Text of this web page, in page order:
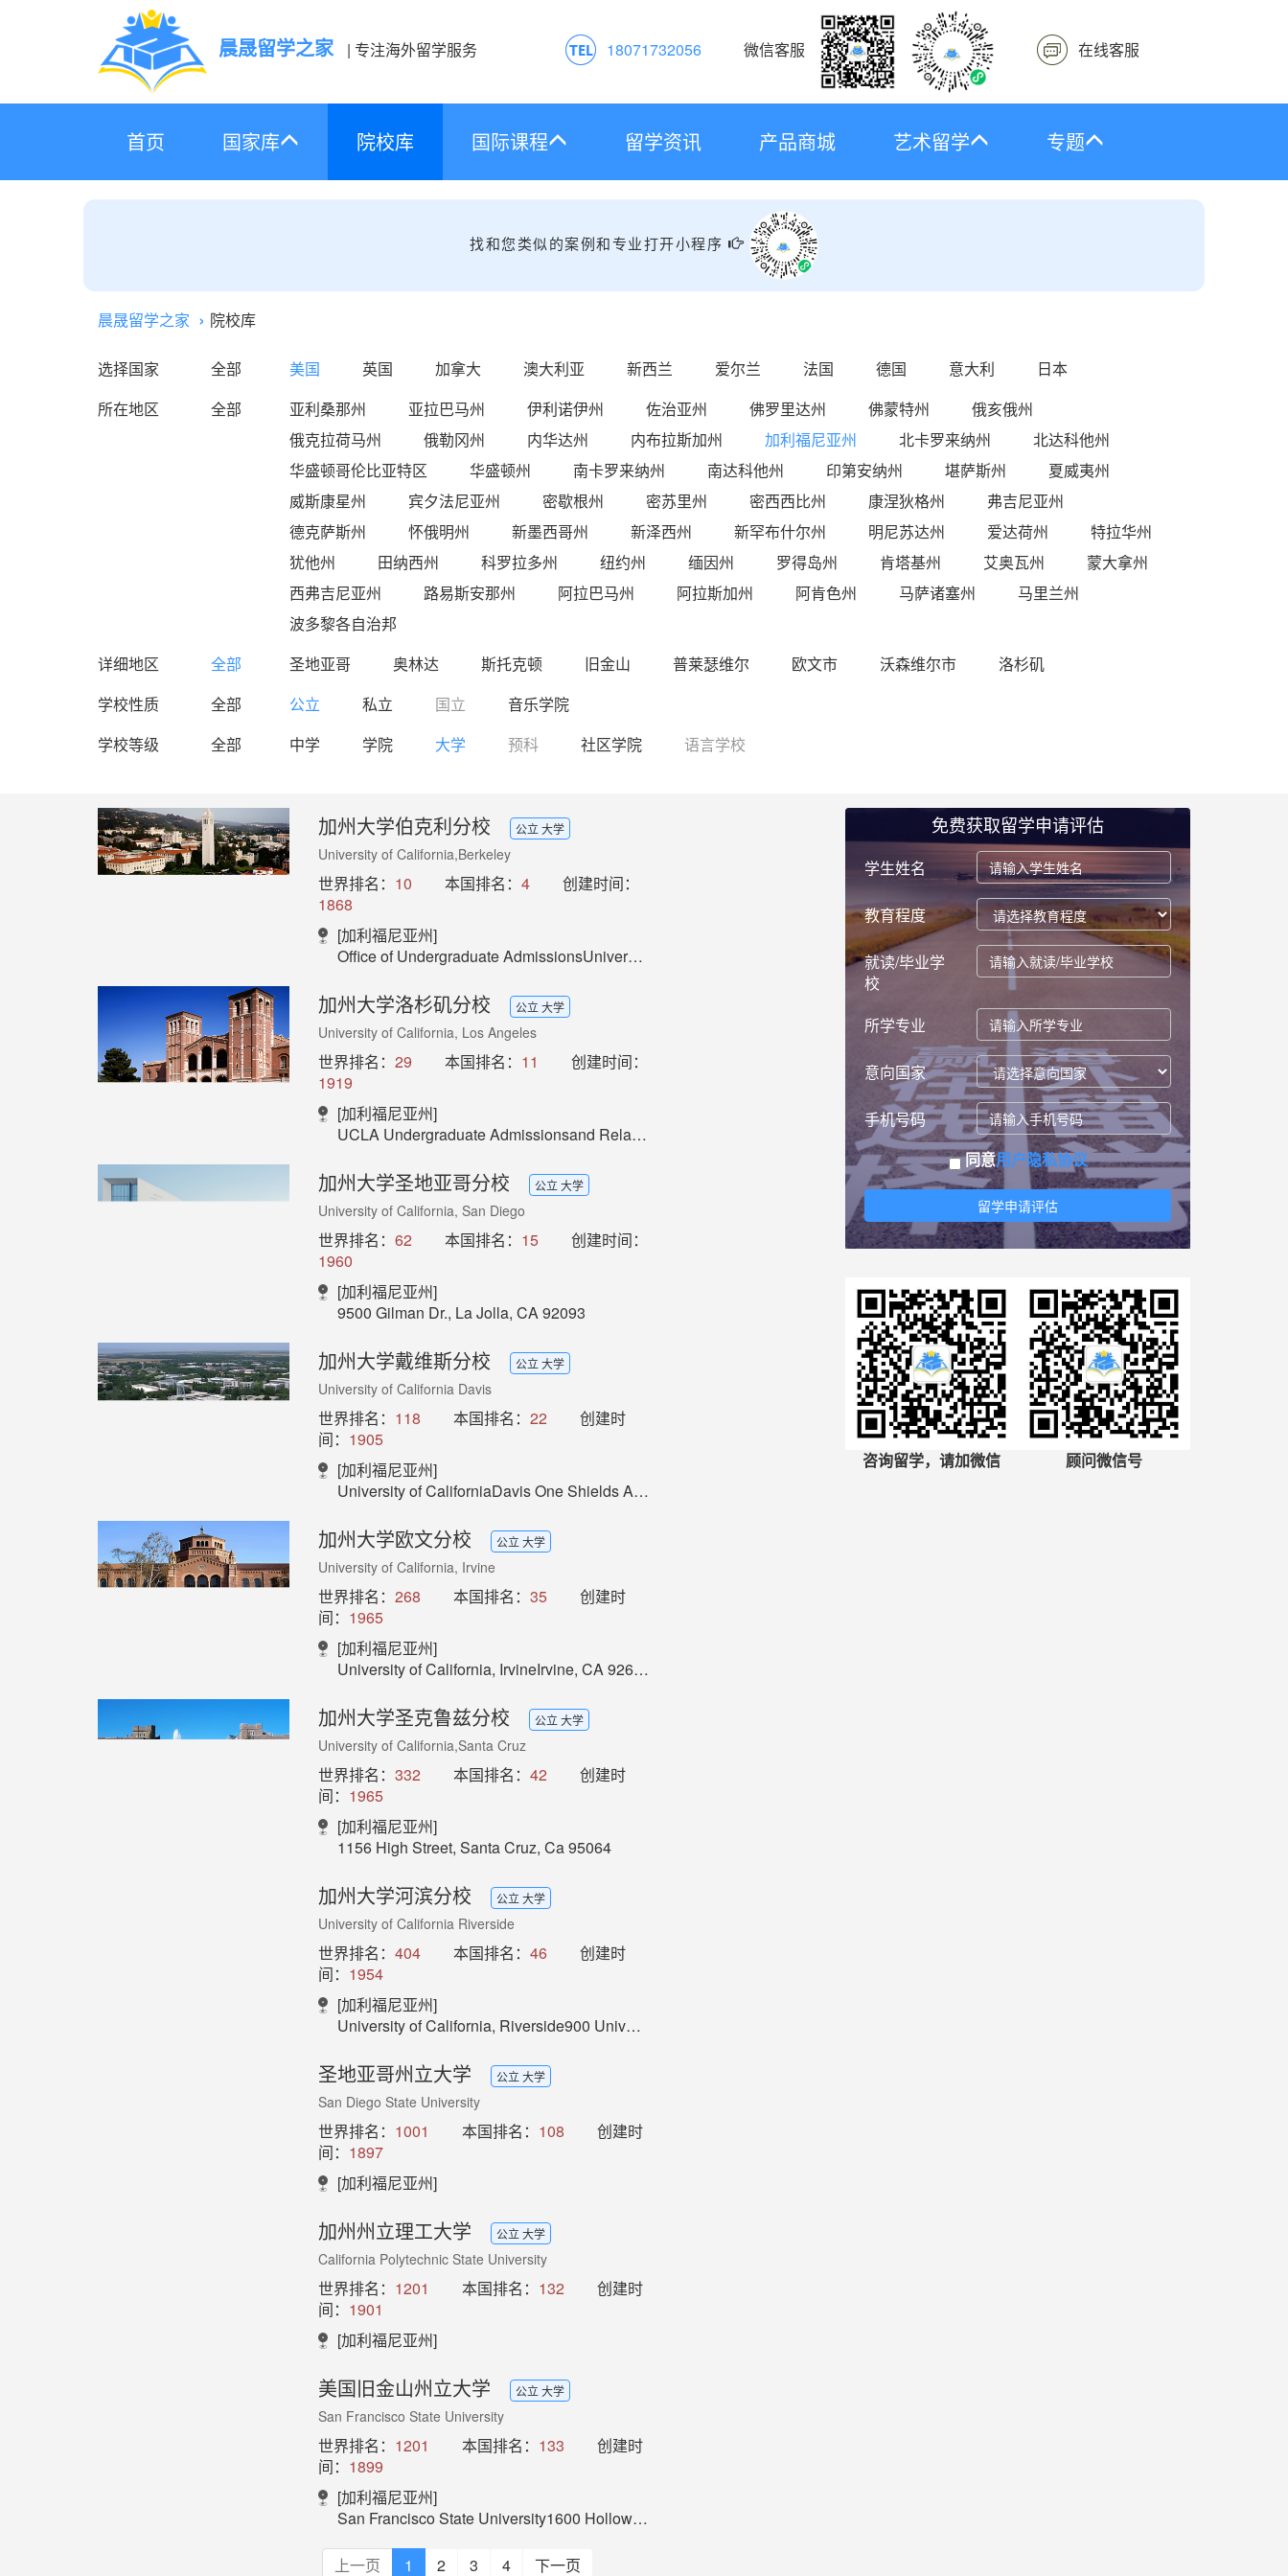
晨晟留学之家 | 专注海外留学服务 18071732056 微信客服 在线客服
首页 国家库 院校库 国际课程 留学资讯 产品商城 艺术留学 专题
找和您类似的案例和专业打开小程序
晨晟留学之家 院校库
选择国家 全部 美国 英国 加拿大 澳大利亚 新西兰 爱尔兰 法国 德国 意大利
日本
所在地区
全部 亚利桑那州 亚拉巴马州 伊利诺伊州 佐治亚州 佛罗里达州 佛蒙特州
俄亥俄州
俄克拉荷马州
俄勒冈州 内华达州 内布拉斯加州 加利福尼亚州 北卡罗来纳州
北达科他州
华盛顿哥伦比亚特区
华盛顿州 南卡罗来纳州 南达科他州 印第安纳州 堪萨斯州
夏威夷州
威斯康星州
宾夕法尼亚州 密歇根州 密苏里州 密西西比州 康涅狄格州
弗吉尼亚州
德克萨斯州
怀俄明州 新墨西哥州 新泽西州 新罕布什尔州 明尼苏达州 爱达荷州
特拉华州
犹他州
田纳西州 科罗拉多州 纽约州 缅因州 罗得岛州 肯塔基州 艾奥瓦州
蒙大拿州
西弗吉尼亚州
路易斯安那州 阿拉巴马州 阿拉斯加州 阿肯色州 马萨诸塞州
马里兰州
波多黎各自治邦
详细地区
全部 圣地亚哥 奥林达 斯托克顿 旧金山 普莱瑟维尔 欧文市 沃森维尔市
洛杉矶
学校性质
全部 公立 私立 国立
音乐学院
学校等级
全部 中学 学院 大学 预科 社区学院 语言学校
加州大学伯克利分校 公立 大学
University of California,Berkeley
世界排名： 10 本国排名： 4
创建时间：
1868
[加利福尼亚州]
Office of Undergraduate AdmissionsUniversity of California, Berkeley110 Sproul Hall #5800Berkeley, CA 94720-5800
加州大学洛杉矶分校 公立 大学
University of California, Los Angeles
世界排名： 29 本国排名： 11
创建时间：
1919
[加利福尼亚州]
UCLA Undergraduate Admissionsand Relations with Schools (UARS)1147 Murphy Hall, Box 951436Los Angeles, CA 90095-1436
加州大学圣地亚哥分校 公立 大学
University of California, San Diego
世界排名： 62 本国排名： 15
创建时间：
1960
[加利福尼亚州]
9500 Gilman Dr., La Jolla, CA 92093
加州大学戴维斯分校 公立 大学
University of California Davis
世界排名： 118 本国排名： 22
创建时
间： 1905
[加利福尼亚州]
University of CaliforniaDavis One Shields Avenue Davis, CA 95616 (530) 752-1011
加州大学欧文分校 公立 大学
University of California, Irvine
世界排名： 268 本国排名： 35
创建时
间： 1965
[加利福尼亚州]
University of California, IrvineIrvine, CA 92697
加州大学圣克鲁兹分校 公立 大学
University of California,Santa Cruz
世界排名： 332 本国排名： 42
创建时
间： 1965
[加利福尼亚州]
1156 High Street, Santa Cruz, Ca 95064
加州大学河滨分校 公立 大学
University of California Riverside
世界排名： 404 本国排名： 46
创建时
间： 1954
[加利福尼亚州]
University of California, Riverside900 University Ave.Riverside, CA 92521
圣地亚哥州立大学 公立 大学
San Diego State University
世界排名： 1001 本国排名： 108
创建时
间： 1897
[加利福尼亚州]
加州州立理工大学 公立 大学
California Polytechnic State University
世界排名： 1201 本国排名： 132
创建时
间： 1901
[加利福尼亚州]
美国旧金山州立大学 公立 大学
San Francisco State University
世界排名： 1201 本国排名： 133
创建时
间： 1899
[加利福尼亚州]
San Francisco State University1600 Holloway AvenueSan Francisco, CA 94132
上一页 1 2 3 4 下一页
免费获取留学申请评估
学生姓名
教育程度
就读/毕业学
校
所学专业
意向国家
手机号码
同意用户隐私协议
留学申请评估
咨询留学，请加微信 顾问微信号